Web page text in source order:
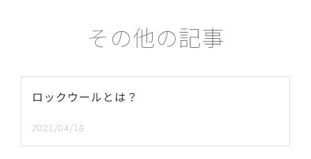
その他の記事
ロックウールとは？
2021/04/18